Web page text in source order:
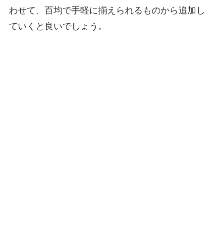
わせて、百均で手軽に揃えられるものから追加し
ていくと良いでしょう。